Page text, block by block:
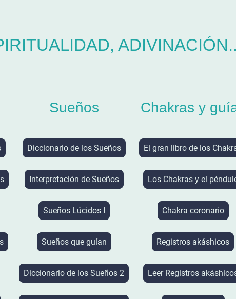
Sueños
Diccionario de los Sueños
Interpretación de Sueños
Sueños Lúcidos I
Sueños que guían
Diccionario de los Sueños 2
Chakras y
El gran libro de los
Los Chakras y el
Chakra coronario
Registros akáshicos
Leer Registros